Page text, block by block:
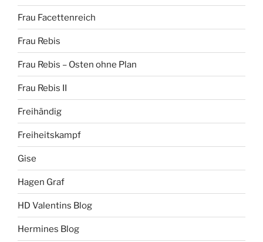
Frau Facettenreich
Frau Rebis
Frau Rebis – Osten ohne Plan
Frau Rebis II
Freihändig
Freiheitskampf
Gise
Hagen Graf
HD Valentins Blog
Hermines Blog